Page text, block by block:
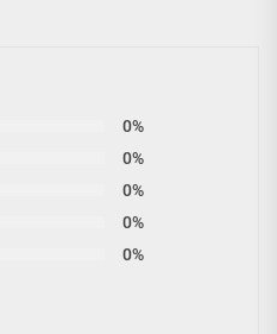
0%
0%
0%
0%
0%